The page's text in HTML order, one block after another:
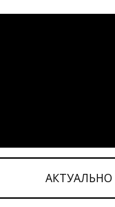
АКТУАЛЬНО